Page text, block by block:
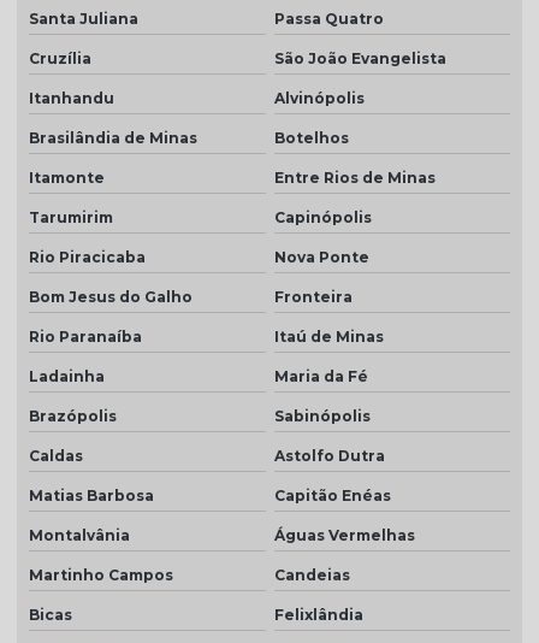
Santa Juliana Passa Quatro
Cruzília São João Evangelista
Itanhandu Alvinópolis
Brasilândia de Minas Botelhos
Itamonte Entre Rios de Minas
Tarumirim Capinópolis
Rio Piracicaba Nova Ponte
Bom Jesus do Galho Fronteira
Rio Paranaíba Itaú de Minas
Ladainha Maria da Fé
Brazópolis Sabinópolis
Caldas Astolfo Dutra
Matias Barbosa Capitão Enéas
Montalvânia Águas Vermelhas
Martinho Campos Candeias
Bicas Felixlândia